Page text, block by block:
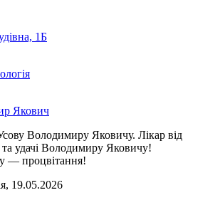
1Б
Якович
Володимиру Яковичу. Лікар від
та удачі Володимиру Яковичу!
— процвітання!
19.05.2026